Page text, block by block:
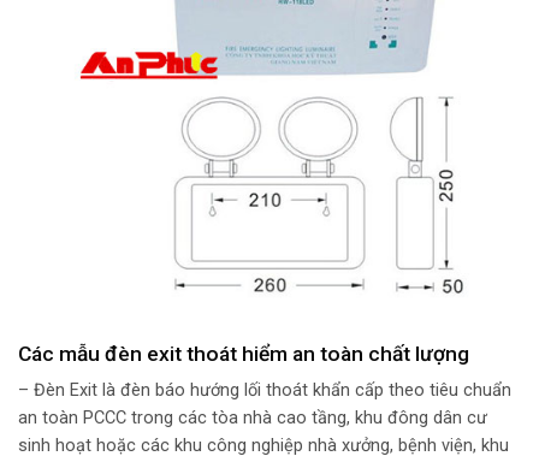
Các mẫu đèn exit thoát hiểm an toàn chất lượng
– Đèn Exit là đèn báo hướng lối thoát khẩn cấp theo tiêu chuẩn
an toàn PCCC trong các tòa nhà cao tầng, khu đông dân cư
sinh hoạt hoặc các khu công nghiệp nhà xưởng, bệnh viện, khu